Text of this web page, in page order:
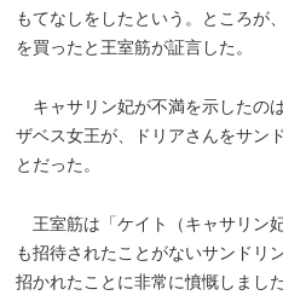
もてなしをしたという。ところが
を買ったと王室筋が証言した。
キャサリン妃が不満を示したの
ザベス女王が、ドリアさんをサン
とだった。
王室筋は「ケイト（キャサリン
も招待されたことがないサンドリ
招かれたことに非常に憤慨しまし